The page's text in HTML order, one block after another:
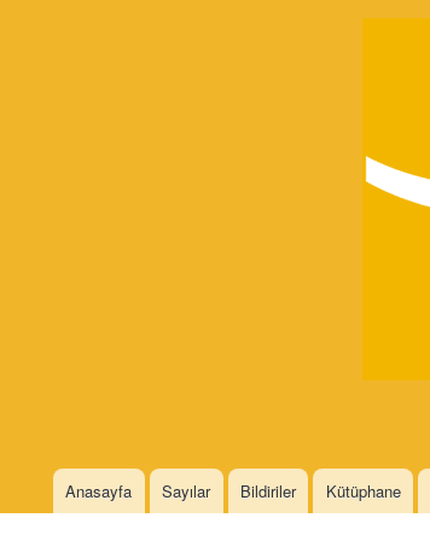
Main menu
Anasayfa Sayılar Bildiriler Kütüphane